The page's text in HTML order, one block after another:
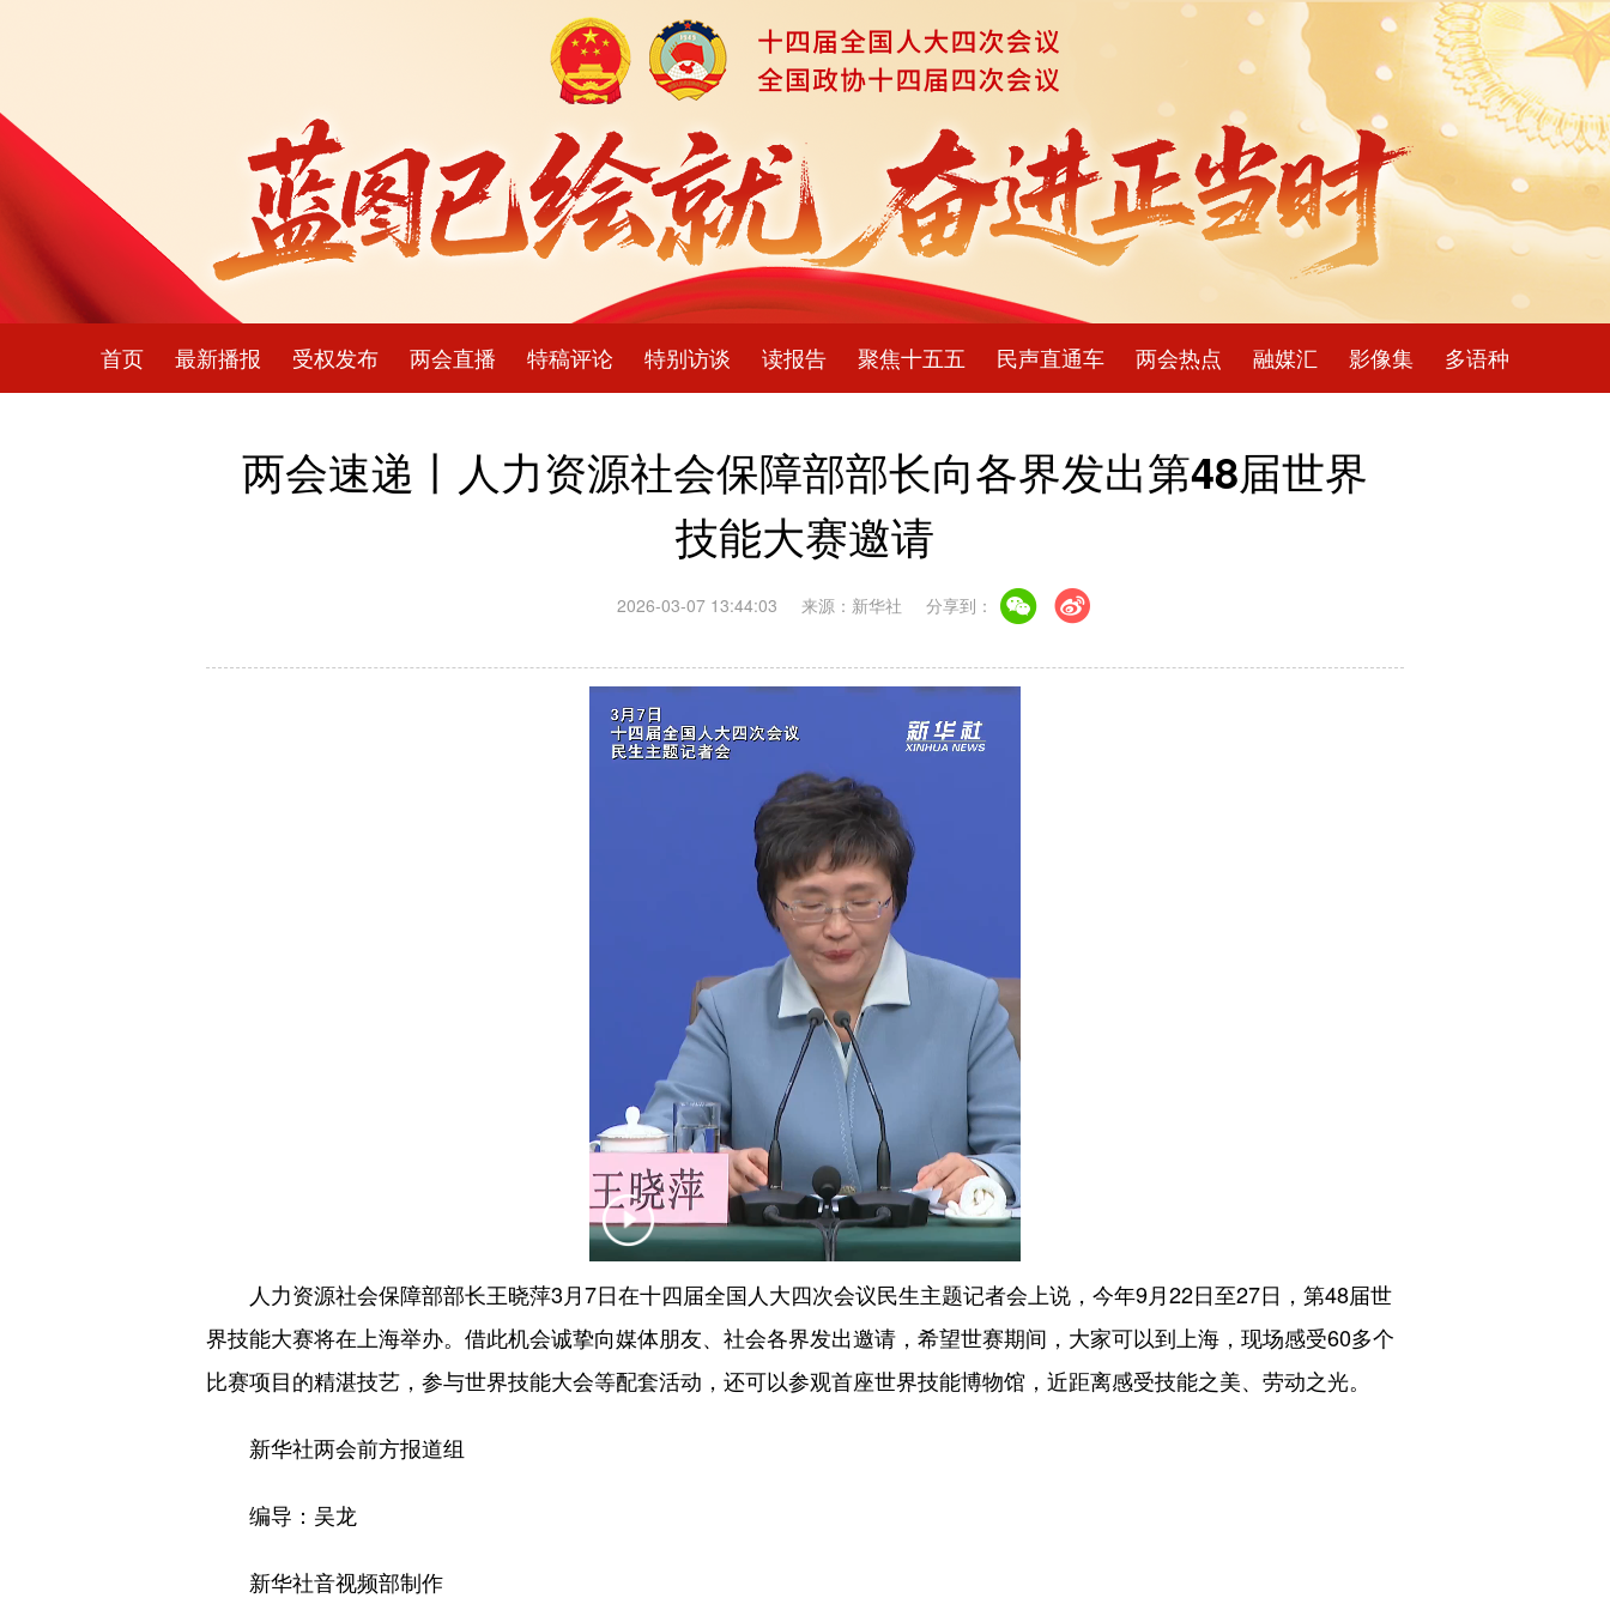
首页 最新播报 受权发布 两会直播 特稿评论 特别访谈 读报告 聚焦十五五 民声直通车 两会热点 融媒汇 影像集 多语种
两会速递丨人力资源社会保障部部长向各界发出第48届世界
技能大赛邀请
2026-03-07 13:44:03 来源：新华社 分享到：
人力资源社会保障部部长王晓萍3月7日在十四届全国人大四次会议民生主题记者会上说，今年9月22日至27日，第48届世
界技能大赛将在上海举办。借此机会诚挚向媒体朋友、社会各界发出邀请，希望世赛期间，大家可以到上海，现场感受60多个
比赛项目的精湛技艺，参与世界技能大会等配套活动，还可以参观首座世界技能博物馆，近距离感受技能之美、劳动之光。
新华社两会前方报道组
编导：吴龙
新华社音视频部制作